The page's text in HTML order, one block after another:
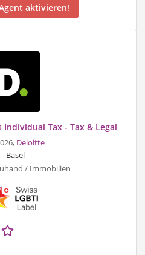
aktivieren!
Tax - Tax & Legal
Deloitte
Basel
/ Immobilien